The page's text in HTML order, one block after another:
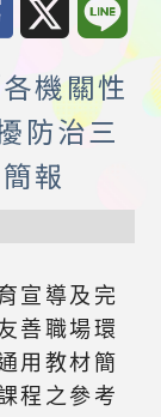
機關性
防治三
報
宣導及完
善職場環
用教材簡
程之參考